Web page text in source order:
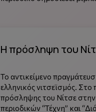
Η πρόσληψη του
Το αντικείμενο
ελληνικός νιτσεϊσμός. Στο
πρόσληψης του Νίτσε
περιοδικών “Τέχνη” και